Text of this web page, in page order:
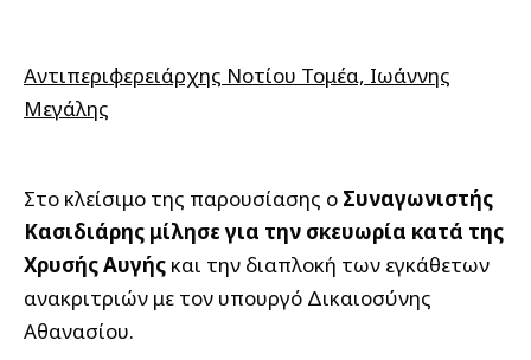
Αντιπεριφερειάρχης Νοτίου Τομέα, Ιωάννης
Μεγάλης
Στο κλείσιμο της παρουσίασης ο Συναγωνιστής
Κασιδιάρης μίλησε για την σκευωρία κατά της
Χρυσής Αυγής και την διαπλοκή των εγκάθετων
ανακριτριών με τον υπουργό Δικαιοσύνης
Αθανασίου.